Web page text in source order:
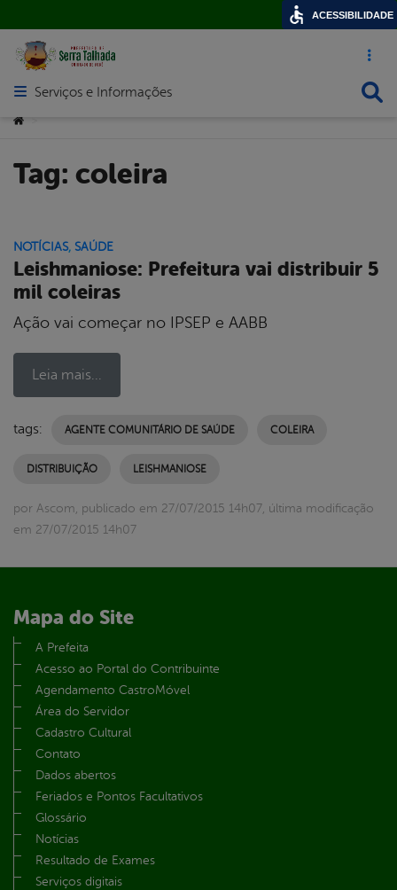
Acesso
Abrir menu principal de navegação
Serviços e Informações
Você está aqui:
Tag: coleira
NOTÍCIAS, SAÚDE
Leishmaniose: Prefeitura vai distribuir 5
mil coleiras
Ação vai começar no IPSEP e AABB
Leia mais...
tags: AGENTE COMUNITÁRIO DE SAÚDE COLEIRA
DISTRIBUIÇÃO LEISHMANIOSE
por Ascom, publicado em 27/07/2015 14h07, última modificação
em 27/07/2015 14h07
Mapa do Site
A Prefeita
Acesso ao Portal do Contribuinte
Agendamento CastroMóvel
Área do Servidor
Cadastro Cultural
Contato
Dados abertos
Feriados e Pontos Facultativos
Glossário
Notícias
Resultado de Exames
Serviços digitais
ACESSIBILIDADE